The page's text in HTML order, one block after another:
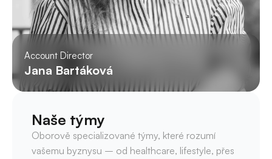
Account Director
Jana Bartáková
Naše týmy
Oborově specializované týmy, které rozumí
vašemu byznysu – od healthcare, lifestyle, přes